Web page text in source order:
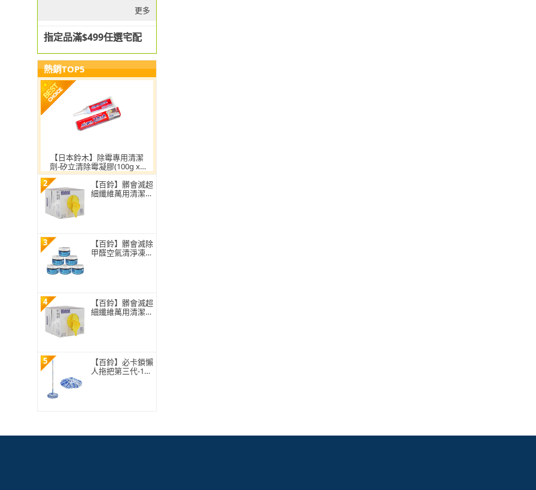
更多
指定品滿$499任選宅配
熱銷TOP5
【日本鈴木】除霉專用清潔
劑-矽立清除霉凝膠(100g x2
入)
2
【百鈴】髒會滅超
細纖維萬用清潔布
3
【百鈴】髒會滅除
甲醛空氣清淨凍買
無毒)
4
【百鈴】髒會滅超
細纖維萬用清潔布
5
【百鈴】必卡鎖懶
人拖把第三代-1桿